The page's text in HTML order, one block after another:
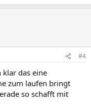
#4
klar das eine
zum laufen bringt
so schafft mit